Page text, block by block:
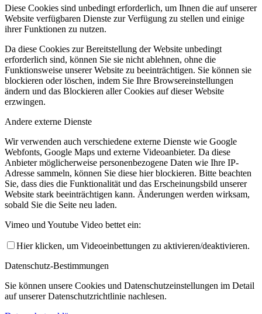
Diese Cookies sind unbedingt erforderlich, um Ihnen die auf unserer
Website verfügbaren Dienste zur Verfügung zu stellen und einige
ihrer Funktionen zu nutzen.
Da diese Cookies zur Bereitstellung der Website unbedingt
erforderlich sind, können Sie sie nicht ablehnen, ohne die
Funktionsweise unserer Website zu beeinträchtigen. Sie können sie
blockieren oder löschen, indem Sie Ihre Browsereinstellungen
ändern und das Blockieren aller Cookies auf dieser Website
erzwingen.
Andere externe Dienste
Wir verwenden auch verschiedene externe Dienste wie Google
Webfonts, Google Maps und externe Videoanbieter. Da diese
Anbieter möglicherweise personenbezogene Daten wie Ihre IP-
Adresse sammeln, können Sie diese hier blockieren. Bitte beachten
Sie, dass dies die Funktionalität und das Erscheinungsbild unserer
Website stark beeinträchtigen kann. Änderungen werden wirksam,
sobald Sie die Seite neu laden.
Vimeo und Youtube Video bettet ein:
Hier klicken, um Videoeinbettungen zu aktivieren/deaktivieren.
Datenschutz-Bestimmungen
Sie können unsere Cookies und Datenschutzeinstellungen im Detail
auf unserer Datenschutzrichtlinie nachlesen.